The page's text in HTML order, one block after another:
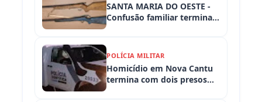
SANTA MARIA DO OESTE -
Confusão familiar termina
armas apreendidas
POLÍCIA MILITAR
Homicídio em Nova Cantu
termina com dois presos